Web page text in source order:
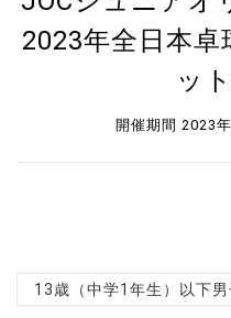
2023年全日本
ッ
開催期間 2023
13歳（中学1年生）以下